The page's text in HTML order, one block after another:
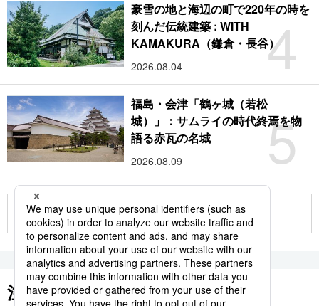
4
豪雪の地と海辺の町で220年の時を
刻んだ伝統建築 : WITH
KAMAKURA（鎌倉・長谷）
2026.08.04
5
福島・会津「鶴ヶ城（若松
城）」：サムライの時代終焉を物
語る赤瓦の名城
2026.08.09
もっと見る
注目のキーワード